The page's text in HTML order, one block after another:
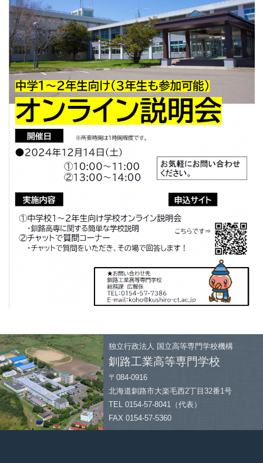
独立行政法人 国立高等専門学校機構
釧路工業高等専門学校
〒084-0916
北海道釧路市大楽毛西2丁目32番1号
TEL 0154-57-8041（代表）
FAX 0154-57-5360